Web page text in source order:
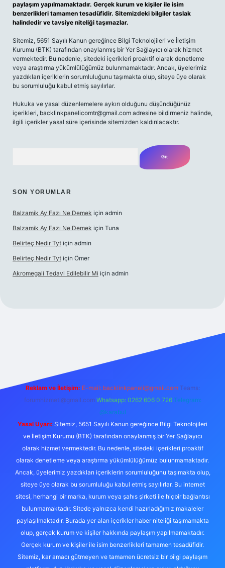
paylaşım yapılmamaktadır. Gerçek kurum ve kişiler ile isim
benzerlikleri tamamen tesadüfidir. Sitemizdeki bilgiler taslak
halindedir ve tavsiye niteliği taşımazlar.
Sitemiz, 5651 Sayılı Kanun gereğince Bilgi Teknolojileri ve İletişim
Kurumu (BTK) tarafından onaylanmış bir Yer Sağlayıcı olarak hizmet
vermektedir. Bu nedenle, sitedeki içerikleri proaktif olarak denetleme
veya araştırma yükümlülüğümüz bulunmamaktadır. Ancak, üyelerimiz
yazdıkları içeriklerin sorumluluğunu taşımakta olup, siteye üye olarak
bu sorumluluğu kabul etmiş sayılırlar.
Hukuka ve yasal düzenlemelere aykırı olduğunu düşündüğünüz
içerikleri, backlinkpanelicomtr@gmail.com adresine bildirmeniz halinde,
ilgili içerikler yasal süre içerisinde sitemizden kaldırılacaktır.
SON YORUMLAR
Balzamik Ay Fazı Ne Demek için admin
Balzamik Ay Fazı Ne Demek için Tuna
Belirteç Nedir Tyt için admin
Belirteç Nedir Tyt için Ömer
Akromegali Tedavi Edilebilir Mi için admin
Reklam ve İletişim: E-mail: backlinkpaneli@gmail.com Teams:
forumhizmeti@gmail.com Whatsapp: 0262 606 0 726 Telegram:
@karabul
Yasal Uyarı: Sitemiz, 5651 Sayılı Kanun gereğince Bilgi Teknolojileri
ve İletişim Kurumu (BTK) tarafından onaylanmış bir Yer Sağlayıcı
olarak hizmet vermektedir. Bu nedenle, sitedeki içerikleri proaktif
olarak denetleme veya araştırma yükümlülüğümüz bulunmamaktadır.
Ancak, üyelerimiz yazdıkları içeriklerin sorumluluğunu taşımakta olup,
siteye üye olarak bu sorumluluğu kabul etmiş sayılırlar. Bu internet
sitesi, herhangi bir marka, kurum veya şahıs şirketi ile hiçbir bağlantısı
bulunmamaktadır. Sitede yalnızca kendi hazırladığımız makaleler
paylaşılmaktadır. Burada yer alan içerikler haber niteliği taşımamakta
olup, gerçek kurum ve kişiler hakkında paylaşım yapılmamaktadır.
Gerçek kurum ve kişiler ile isim benzerlikleri tamamen tesadüfidir.
Sitemiz, kar amacı gütmeyen ve tamamen ücretsiz bir bilgi paylaşım